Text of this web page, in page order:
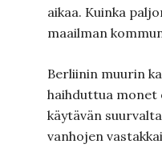
aikaa. Kuinka
maailman
Berliinin muurin
haihduttua monet
käytävän
vanhojen